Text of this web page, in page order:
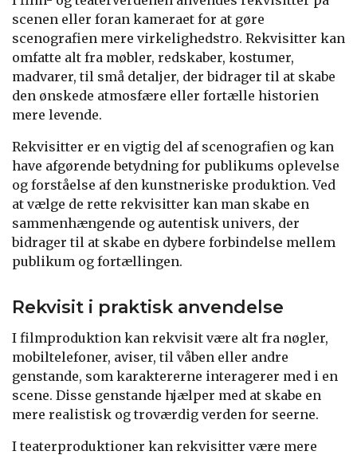
scenen eller foran kameraet for at gøre
scenografien mere virkelighedstro. Rekvisitter kan
omfatte alt fra møbler, redskaber, kostumer,
madvarer, til små detaljer, der bidrager til at skabe
den ønskede atmosfære eller fortælle historien
mere levende.
Rekvisitter er en vigtig del af scenografien og kan
have afgørende betydning for publikums oplevelse
og forståelse af den kunstneriske produktion. Ved
at vælge de rette rekvisitter kan man skabe en
sammenhængende og autentisk univers, der
bidrager til at skabe en dybere forbindelse mellem
publikum og fortællingen.
Rekvisit i praktisk anvendelse
I filmproduktion kan rekvisit være alt fra nøgler,
mobiltelefoner, aviser, til våben eller andre
genstande, som karaktererne interagerer med i en
scene. Disse genstande hjælper med at skabe en
mere realistisk og troværdig verden for seerne.
I teaterproduktioner kan rekvisitter være mere